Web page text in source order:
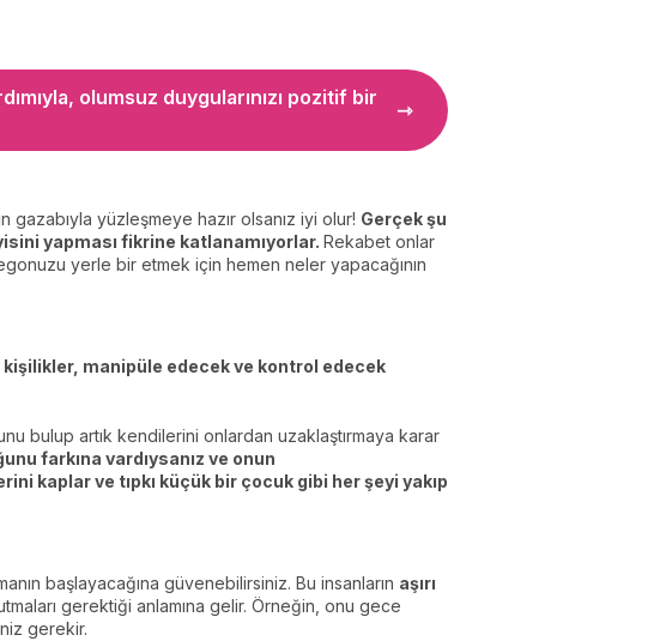
olumsuz duygularınızı pozitif bir
gazabıyla yüzleşmeye hazır olsanız iyi olur! Gerçek şu
yapması fikrine katlanamıyorlar. Rekabet onlar
yerle bir etmek için hemen neler yapacağının
kişilikler, manipüle edecek ve kontrol edecek
bulup artık kendilerini onlardan uzaklaştırmaya karar
farkına vardıysanız ve onun
kaplar ve tıpkı küçük bir çocuk gibi her şeyi yakıp
başlayacağına güvenebilirsiniz. Bu insanların aşırı
gerektiği anlamına gelir. Örneğin, onu gece
gerekir.